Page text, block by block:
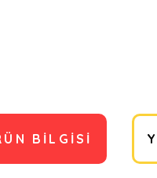
BILGISI